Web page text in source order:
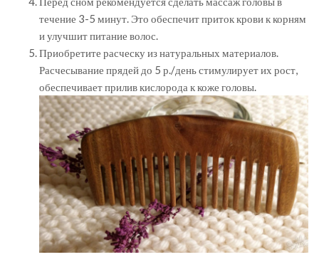
течение 3-5 минут. Это обеспечит приток крови к корням
и улучшит питание волос.
Приобретите расческу из натуральных материалов.
Расчесывание прядей до 5 р./день стимулирует их рост,
обеспечивает прилив кислорода к коже головы.